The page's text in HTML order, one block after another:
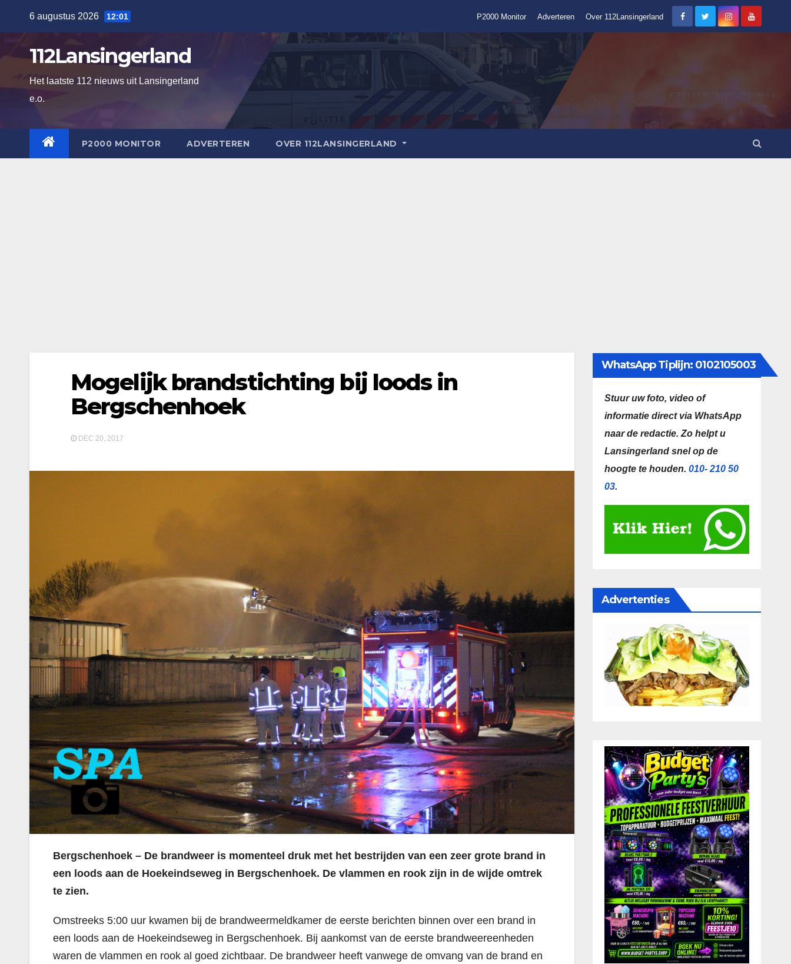
inhoud
6 augustus 2026 12:01 P2000 Monitor Adverteren Over 112Lansingerland
112Lansingerland
Het laatste 112 nieuws uit Lansingerland
e.o.
P2000 MONITOR ADVERTEREN OVER 112LANSINGERLAND
Mogelijk brandstichting bij loods in
Bergschenhoek
DEC 20, 2017
Bergschenhoek – De brandweer is momenteel druk met het bestrijden van een zeer grote brand in
een loods aan de Hoekeindseweg in Bergschenhoek. De vlammen en rook zijn in de wijde omtrek
te zien.
Omstreeks 5:00 uur kwamen bij de brandweermeldkamer de eerste berichten binnen over een brand in
een loods aan de Hoekeindseweg in Bergschenhoek. Bij aankomst van de eerste brandweereenheden
waren de vlammen en rook al goed zichtbaar. De brandweer heeft vanwege de omvang van de brand en
WhatsApp Tiplijn: 0102105003
Stuur uw foto, video of
informatie direct via WhatsApp
naar de redactie. Zo helpt u
Lansingerland snel op de
hoogte te houden. 010- 210 50
03.
Advertenties